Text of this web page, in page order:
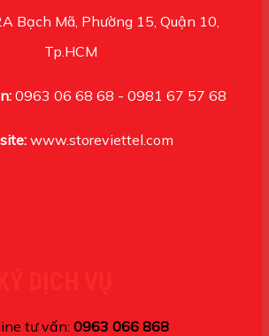
Bạch Mã, Phường 15, Quận 10,
Tp.HCM
0963 06 68 68 - 0981 67 57 68
www.storeviettel.com
tư vấn: 0963 066 868